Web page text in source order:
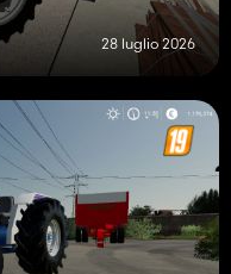
28 luglio 2026